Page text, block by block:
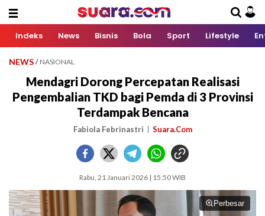
Indeks News Bisnis Bola Sport Lifestyle
NEWS / NASIONAL
Mendagri Dorong Percepatan Realisasi
Pengembalian TKD bagi Pemda di 3 Provinsi
Terdampak Bencana
Fabiola Febrinastri Suara.Com
Rabu, 21 Januari 2026 | 15:50 WIB
Perbesar